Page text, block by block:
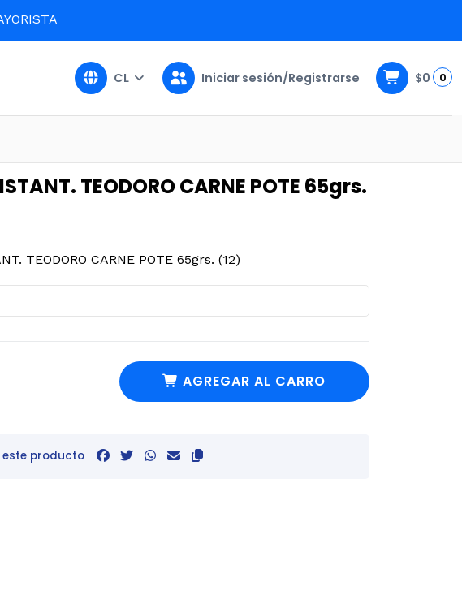
CL Iniciar sesión/Registrarse $0 0
TEODORO CARNE POTE 65grs.
TEODORO CARNE POTE 65grs. (12)
AGREGAR AL CARRO
producto